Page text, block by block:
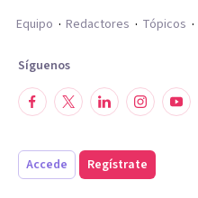
Equipo
Redactores Tópicos
Síguenos
Accede Regístrate